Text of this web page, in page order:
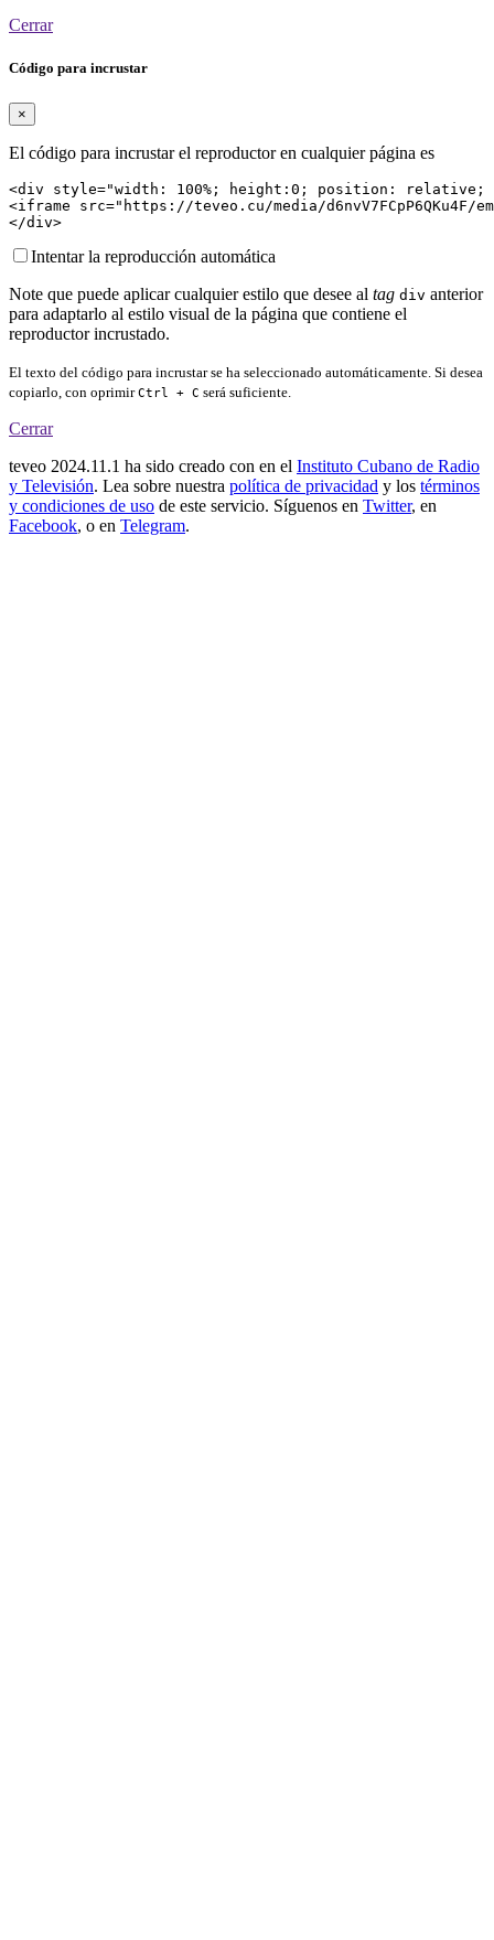
Cerrar
Código para incrustar
×
El código para incrustar el reproductor en cualquier página es
<div style="width: 100%; height:0; position: relative;
<iframe src="https://teveo.cu/media/
</div>
Intentar la reproducción automática
Note que puede aplicar cualquier estilo que desee al tag div anterior
para adaptarlo al estilo visual de la página que contiene el
reproductor incrustado.
El texto del código para incrustar se ha seleccionado automáticamente. Si desea
copiarlo, con oprimirCtrl + C será suficiente.
Cerrar
teveo 2024.11.1 ha sido creado con en el Instituto Cubano de Radio
y Televisión. Lea sobre nuestra política de privacidad y los términos
y condiciones de uso de este servicio. Síguenos en Twitter, en
Facebook, o en Telegram.